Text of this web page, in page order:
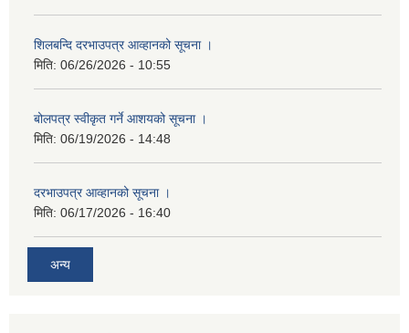
शिलबन्दि दरभाउपत्र आव्हानको सूचना ।
मिति: 06/26/2026 - 10:55
बोलपत्र स्वीकृत गर्ने आशयको सूचना ।
मिति: 06/19/2026 - 14:48
दरभाउपत्र आव्हानको सूचना ।
मिति: 06/17/2026 - 16:40
अन्य